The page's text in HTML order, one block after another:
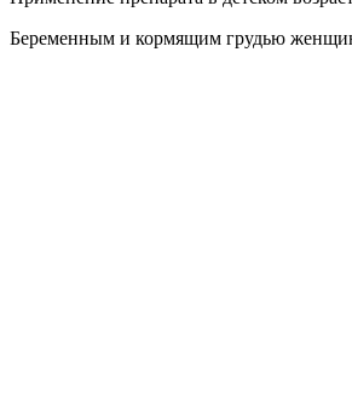
Беременным и кормящим грудью